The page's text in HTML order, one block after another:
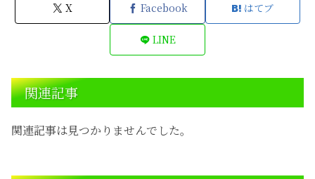
X Facebook はてブ
LINE
関連記事
関連記事は見つかりませんでした。